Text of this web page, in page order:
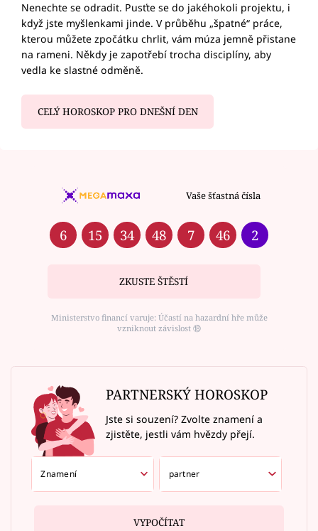
Nenechte se odradit. Pusťte se do jakéhokoli projektu, i
když jste myšlenkami jinde. V průběhu „špatné“ práce,
kterou můžete zpočátku chrlit, vám múza jemně přistane
na rameni. Někdy je zapotřebí trocha disciplíny, aby
vedla ke slastné odměně.
CELÝ HOROSKOP PRO DNEŠNÍ DEN
Vaše šťastná čísla
6 15 34 48 7 46 2
ZKUSTE ŠTĚSTÍ
Ministerstvo financí varuje: Účastí na hazardní hře může
vzniknout závislost ⑱
PARTNERSKÝ HOROSKOP
Jste si souzení? Zvolte znamení a
zjistěte, jestli vám hvězdy přejí.
VYPOČÍTAT